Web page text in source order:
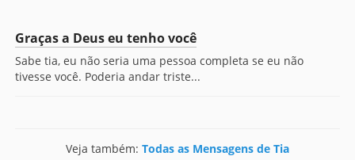
Graças a Deus eu tenho você
Sabe tia, eu não seria uma pessoa completa se eu não
tivesse você. Poderia andar triste...
Veja também: Todas as Mensagens de Tia